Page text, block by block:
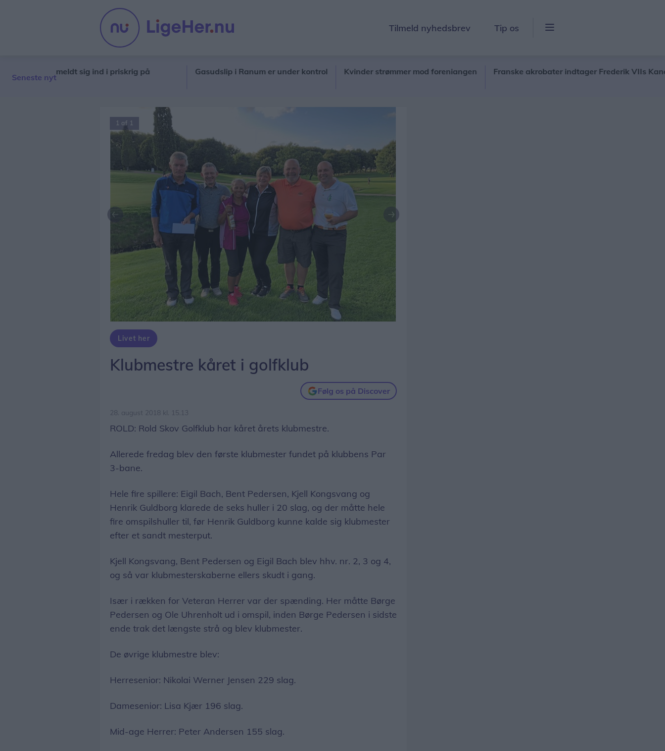
Tilmeld nyhedsbrev Tip os
Seneste nyt
aktør meldt sig ind i priskrig på Gasudslip i Ranum er under kontrol Kvinder strømmer mod foreniangen Franske akrobater indtager Frederik VIIs Kanal
1 af 1
Forrige Næste
Livet her
Klubmestre kåret i golfklub
Følg os på Discover
28. august 2018 kl. 15.13
ROLD: Rold Skov Golfklub har kåret årets klubmestre.
Allerede fredag blev den første klubmester fundet på klubbens Par
3-bane.
Hele fire spillere: Eigil Bach, Bent Pedersen, Kjell Kongsvang og
Henrik Guldborg klarede de seks huller i 20 slag, og der måtte hele
fire omspilshuller til, før Henrik Guldborg kunne kalde sig klubmester
efter et sandt mesterput.
Kjell Kongsvang, Bent Pedersen og Eigil Bach blev hhv. nr. 2, 3 og 4,
og så var klubmesterskaberne ellers skudt i gang.
Især i rækken for Veteran Herrer var der spænding. Her måtte Børge
Pedersen og Ole Uhrenholt ud i omspil, inden Børge Pedersen i sidste
ende trak det længste strå og blev klubmester.
De øvrige klubmestre blev:
Herresenior: Nikolai Werner Jensen 229 slag.
Damesenior: Lisa Kjær 196 slag.
Mid-age Herrer: Peter Andersen 155 slag.